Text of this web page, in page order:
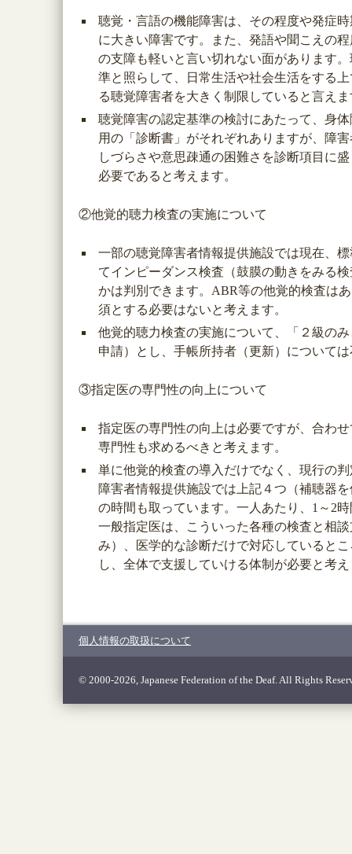
聴覚・言語の機能障害は、その程度や発症
に大きい障害です。また、発語や聞こえの
の支障も軽いと言い切れない面があります
準と照らして、日常生活や社会生活をする
る聴覚障害者を大きく制限していると言え
聴覚障害の認定基準の検討にあたって、身
用の「診断書」がそれぞれありますが、障
しづらさや意思疎通の困難さを診断項目に
必要であると考えます。
②他覚的聴力検査の実施について
一部の聴覚障害者情報提供施設では現在、
てインピーダンス検査（鼓膜の動きをみる
かは判別できます。ABR等の他覚的検査は
須とする必要はないと考えます。
他覚的聴力検査の実施について、「２級の
申請）とし、手帳所持者（更新）について
③指定医の専門性の向上について
指定医の専門性の向上は必要ですが、合わ
専門性も求めるべきと考えます。
単に他覚的検査の導入だけでなく、現行の
障害者情報提供施設では上記４つ（補聴器
の時間も取っています。一人あたり、1～2
一般指定医は、こういった各種の検査と相
み）、医学的な診断だけで対応していると
し、全体で支援していける体制が必要と考
個人情報の取扱について
© 2000-2026, Japanese Federation of the Deaf. All Rights